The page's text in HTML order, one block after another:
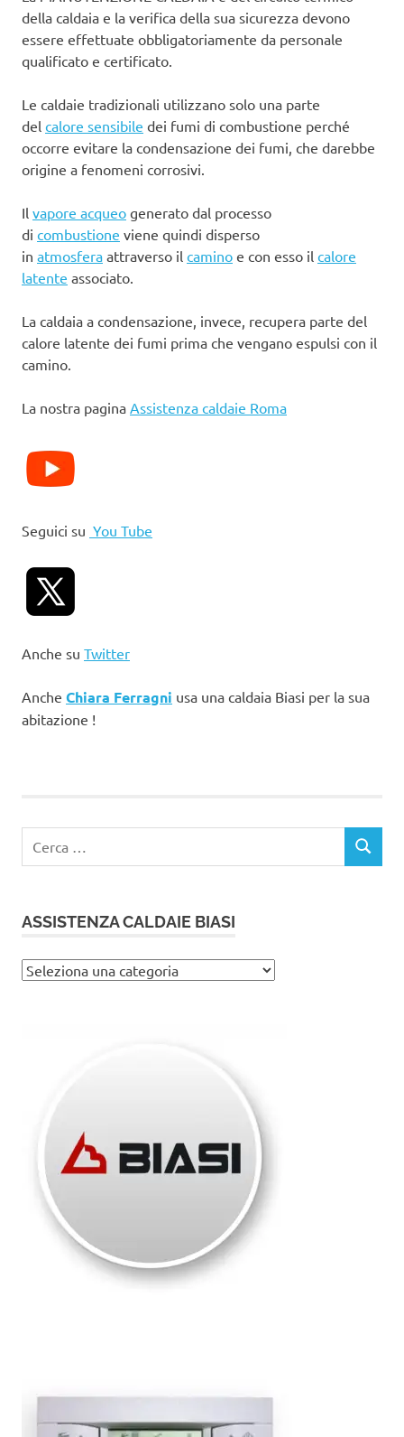
della caldaia e la verifica della sua sicurezza devono
essere effettuate obbligatoriamente da personale
qualificato e certificato.
Le caldaie tradizionali utilizzano solo una parte
del calore sensibile dei fumi di combustione perché
occorre evitare la condensazione dei fumi, che darebbe
origine a fenomeni corrosivi.
Il vapore acqueo generato dal processo
di combustione viene quindi disperso
in atmosfera attraverso il camino e con esso il calore
latente associato.
La caldaia a condensazione, invece, recupera parte del
calore latente dei fumi prima che vengano espulsi con il
camino.
La nostra pagina Assistenza caldaie Roma
Seguici su You Tube
Anche su Twitter
Anche Chiara Ferragni usa una caldaia Biasi per la sua
abitazione !
CERCA
ASSISTENZA CALDAIE BIASI
Assistenza